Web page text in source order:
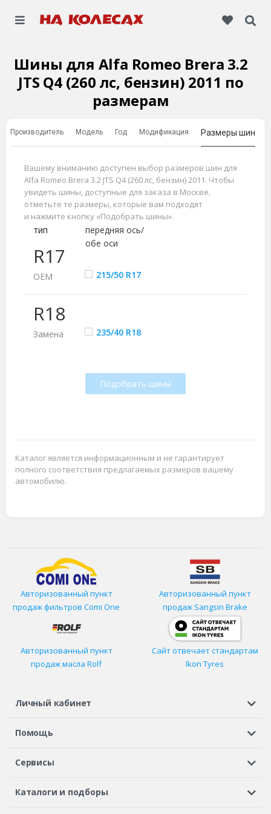
Шины для Alfa Romeo Brera 3.2
JTS Q4 (260 лс, бензин) 2011 по
размерам
Производитель Модель Год Модификация Размеры шин
Вашему вниманию доступен выбор размеров шин для
Alfa Romeo Brera 3.2 JTS Q4 (260 лс, бензин) 2011. Чтобы
увидеть шины, доступные для заказа в Москве,
отметьте те размеры, которые вам подходят
и нажмите кнопку «Подобрать шины».
R17
тип
передняя ось/
обе оси
ОЕМ 215/50 R17
R18
Замена 235/40 R18
Подобрать шины
Каталог является информационным и не гарантирует
полного соответствия предлагаемых размеров вашему
автомобилю.
Авторизованный пункт
продаж фильтров Comi One
Авторизованный пункт
продаж Sangsin Brake
Авторизованный пункт
продаж масла Rolf
Сайт отвечает стандартам
Ikon Tyres
Личный кабинет
Регистрация или вход
Помощь
Шины в кредит
Сервисы
Автосервисы
Бонусная программа
Каталоги и подборы